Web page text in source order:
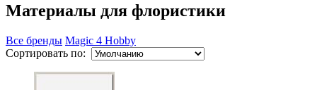
Материалы для флористики
Все бренды Magic 4 Hobby
Сортировать по: